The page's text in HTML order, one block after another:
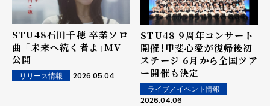
STU48石田千穂 卒業ソロ
曲 「未来へ続く者よ」MV
公開
リリース情報 2026.05.04
STU48 9周年コンサート
開催！甲斐心愛が復帰後初
ステージ 6月から全国ツア
ー開催も決定
ライブ／イベント情報
2026.04.06